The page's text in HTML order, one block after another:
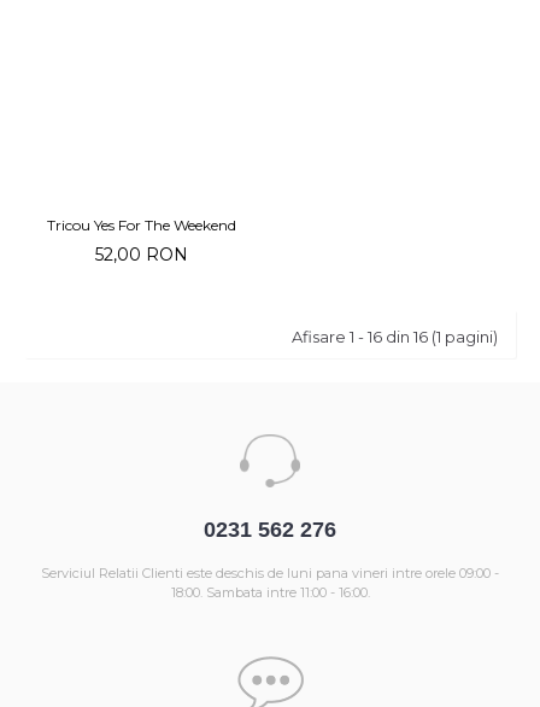
Tricou Yes For The Weekend
52,00 RON
Afisare 1 - 16 din 16 (1 pagini)
0231 562 276
Serviciul Relatii Clienti este deschis de luni pana vineri intre orele 09:00 -
18:00. Sambata intre 11:00 - 16:00.